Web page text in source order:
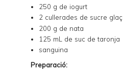
250 g de iogurt
2 cullerades de sucre glaç
200 g de nata
125 mL de suc de taronja
sanguina
Preparació: